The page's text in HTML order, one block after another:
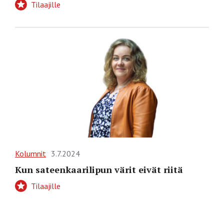
Tilaajille
Kolumnit 3.7.2024
Kun sateenkaarilipun värit eivät riitä
Tilaajille